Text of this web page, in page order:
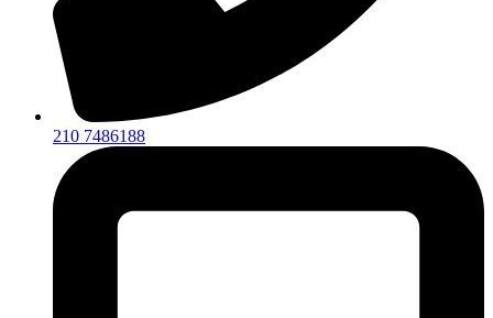
210 7486188